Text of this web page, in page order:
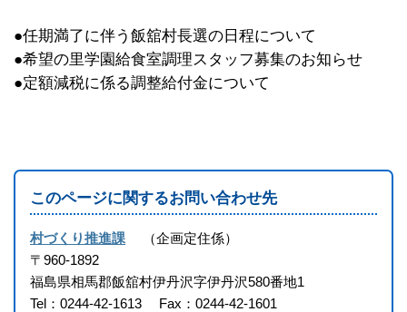
●任期満了に伴う飯舘村長選の日程について
●希望の里学園給食室調理スタッフ募集のお知らせ
●定額減税に係る調整給付金について
このページに関するお問い合わせ先
村づくり推進課
企画定住係
〒960-1892
福島県相馬郡飯舘村伊丹沢字伊丹沢580番地1
Tel：0244-42-1613
Fax：0244-42-1601